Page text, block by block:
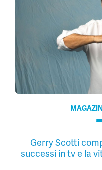
Gerry Scotti
successi in tv e la